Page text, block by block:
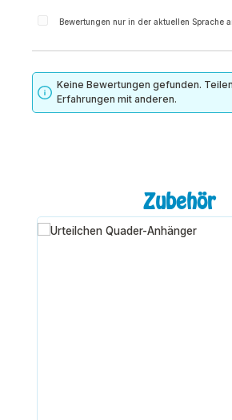
Bewertungen nur in der aktuellen Sprache
Keine Bewertungen gefunden.
Erfahrungen mit anderen.
Produktgalerie überspringenZubehör